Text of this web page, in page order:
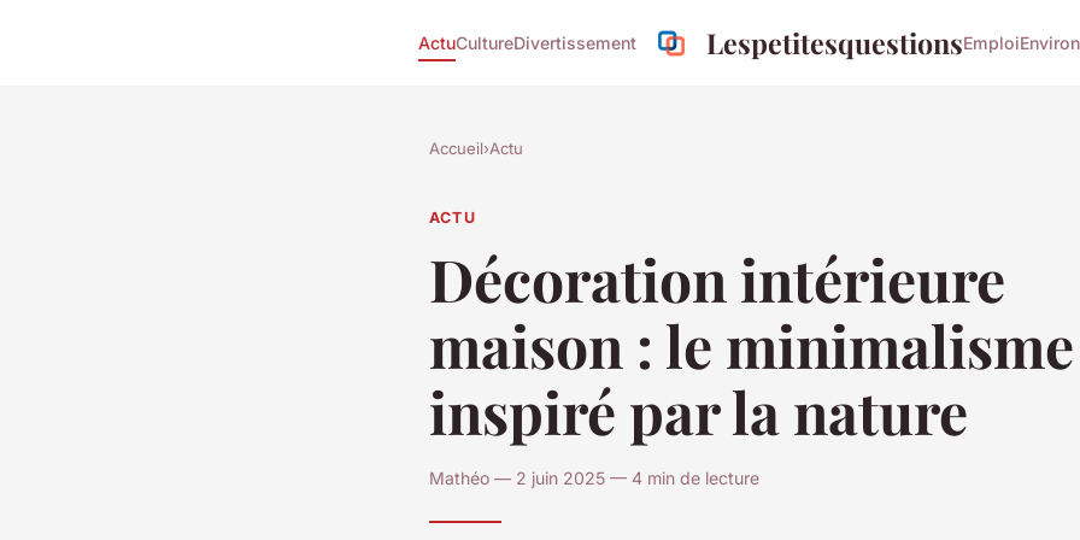
ActuCultureDivertissement LespetitesquestionsEmploi
Accueil›Actu
ACTU
Décoration intérieure
maison : le minimalisme
inspiré par la nature
Mathéo — 2 juin 2025 — 4 min de lecture